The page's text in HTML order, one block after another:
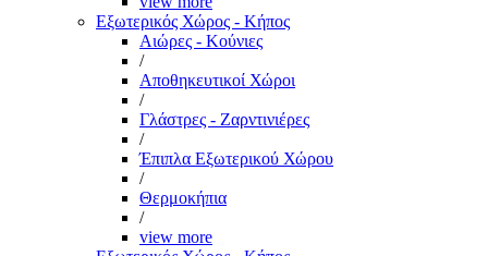
Εξωτερικός Χώρος - Κήπος
Αιώρες - Κούνιες
/
Αποθηκευτικοί Χώροι
/
Γλάστρες - Ζαρντινιέρες
/
Έπιπλα Εξωτερικού Χώρου
/
Θερμοκήπια
/
view more